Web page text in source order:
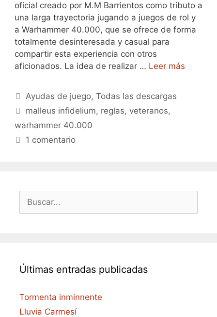
oficial creado por M.M Barrientos como tributo a
una larga trayectoria jugando a juegos de rol y
a Warhammer 40.000, que se ofrece de forma
totalmente desinteresada y casual para
compartir esta experiencia con otros
aficionados. La idea de realizar … Leer más
Categorías
Ayudas de juego,Todas las descargas
Etiquetas
malleus infidelium, reglas, veteranos,
warhammer 40.000
1 comentario
Buscar:
Últimas entradas publicadas
Tormenta inminnente
Lluvia Carmesí